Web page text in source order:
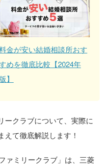
金が安い結婚相談所おす
めを徹底比較【2024年
版】
ークラブについて、実際に
て徹底解説します！
ァミリークラブ」は、三菱